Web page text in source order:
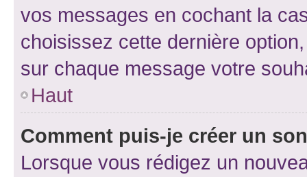
vos messages en cochant la
choisissez cette dernière
sur chaque message votre
Haut
Comment puis-je créer un
Lorsque vous rédigez un